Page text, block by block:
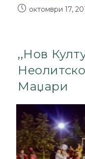
октомври 17,
,,Нов
Маџари